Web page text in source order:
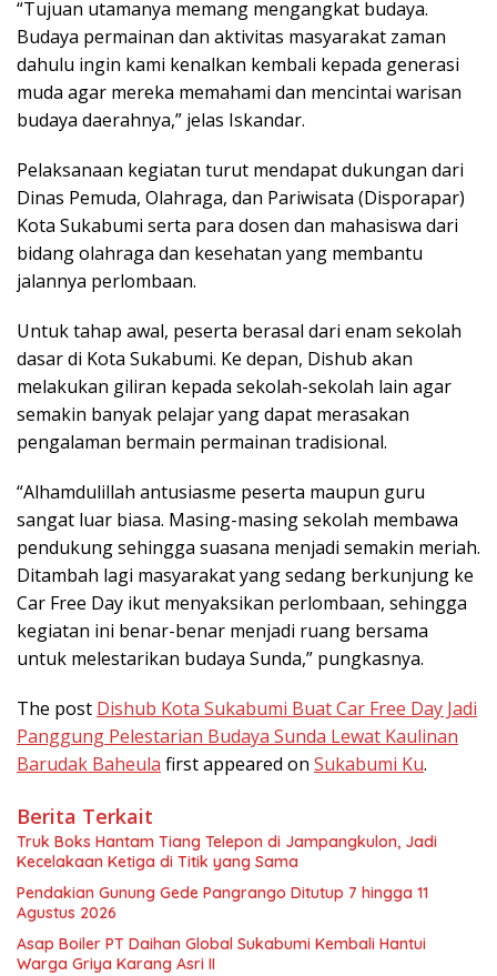
“Tujuan utamanya memang mengangkat budaya.
Budaya permainan dan aktivitas masyarakat zaman
dahulu ingin kami kenalkan kembali kepada generasi
muda agar mereka memahami dan mencintai warisan
budaya daerahnya,” jelas Iskandar.
Pelaksanaan kegiatan turut mendapat dukungan dari
Dinas Pemuda, Olahraga, dan Pariwisata (Disporapar)
Kota Sukabumi serta para dosen dan mahasiswa dari
bidang olahraga dan kesehatan yang membantu
jalannya perlombaan.
Untuk tahap awal, peserta berasal dari enam sekolah
dasar di Kota Sukabumi. Ke depan, Dishub akan
melakukan giliran kepada sekolah-sekolah lain agar
semakin banyak pelajar yang dapat merasakan
pengalaman bermain permainan tradisional.
“Alhamdulillah antusiasme peserta maupun guru
sangat luar biasa. Masing-masing sekolah membawa
pendukung sehingga suasana menjadi semakin meriah.
Ditambah lagi masyarakat yang sedang berkunjung ke
Car Free Day ikut menyaksikan perlombaan, sehingga
kegiatan ini benar-benar menjadi ruang bersama
untuk melestarikan budaya Sunda,” pungkasnya.
The post Dishub Kota Sukabumi Buat Car Free Day Jadi
Panggung Pelestarian Budaya Sunda Lewat Kaulinan
Barudak Baheula first appeared on Sukabumi Ku.
Berita Terkait
Truk Boks Hantam Tiang Telepon di Jampangkulon, Jadi
Kecelakaan Ketiga di Titik yang Sama
Pendakian Gunung Gede Pangrango Ditutup 7 hingga 11
Agustus 2026
Asap Boiler PT Daihan Global Sukabumi Kembali Hantui
Warga Griya Karang Asri II